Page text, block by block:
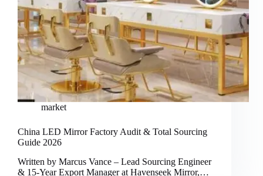
market
China LED Mirror Factory Audit & Total Sourcing
Guide 2026
Written by Marcus Vance – Lead Sourcing Engineer
& 15-Year Export Manager at Havenseek Mirror,…